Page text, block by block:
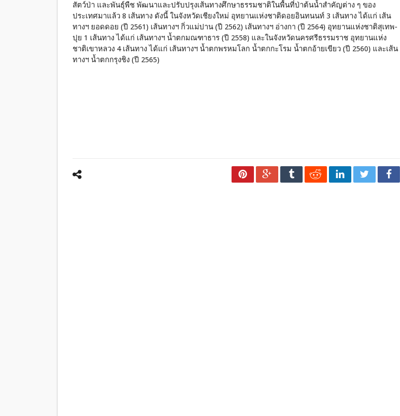
สัตว์ป่า และพันธุ์พืช พัฒนาและปรับปรุงเส้นทางศึกษาธรรมชาติในพื้นที่ป่าต้นน้ำสำคัญต่าง ๆ ของ
ประเทศมาแล้ว 8 เส้นทาง ดังนี้ ในจังหวัดเชียงใหม่ อุทยานแห่งชาติดอยอินทนนท์ 3 เส้นทาง ได้แก่ เส้น
ทางฯ ยอดดอย (ปี 2561) เส้นทางฯ กิ่วแม่ปาน (ปี 2562) เส้นทางฯ อ่างกา (ปี 2564) อุทยานแห่งชาติสุเทพ-
ปุย 1 เส้นทาง ได้แก่ เส้นทางฯ น้ำตกมณฑาธาร (ปี 2558) และในจังหวัดนครศรีธรรมราช อุทยานแห่ง
ชาติเขาหลวง 4 เส้นทาง ได้แก่ เส้นทางฯ น้ำตกพรหมโลก น้ำตกกะโรม น้ำตกอ้ายเขียว (ปี 2560) และเส้น
ทางฯ น้ำตกกรุงชิง (ปี 2565)